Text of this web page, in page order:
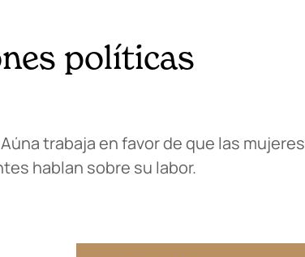
políticas
trabaja en favor de que las mujeres
hablan sobre su labor.